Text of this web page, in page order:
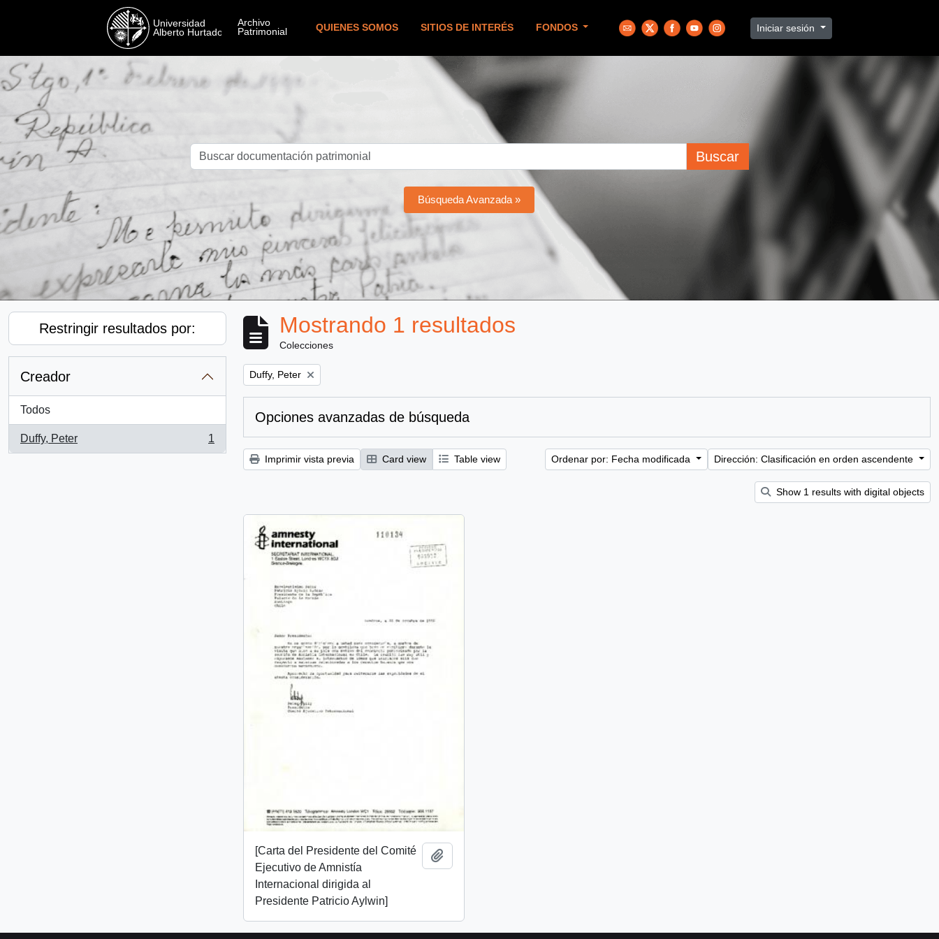
QUIENES SOMOS SITIOS DE INTERÉS FONDOS Iniciar sesión
Buscar
Búsqueda Avanzada »
Restringir resultados por:
Creador
Todos
Duffy, Peter
, 1 resultados
1
Mostrando 1 resultados
Colecciones
Remove filter:
Duffy, Peter
Opciones avanzadas de búsqueda
Imprimir vista previa Card view Table view Ordenar por: Fecha modificada Dirección: Clasificación en orden ascendente
Show 1 results with digital objects
[Carta del Presidente del Comité
Ejecutivo de Amnistía
Internacional dirigida al
Presidente Patricio Aylwin]